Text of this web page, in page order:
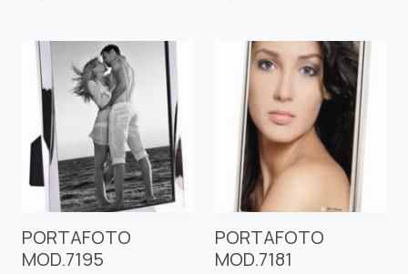
PORTAFOTO
MOD.7195
PORTAFOTO
MOD.7181